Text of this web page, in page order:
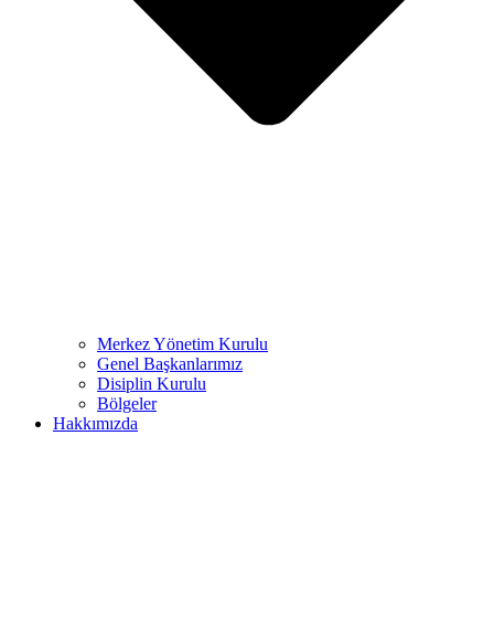
Merkez Yönetim Kurulu
Genel Başkanlarımız
Disiplin Kurulu
Bölgeler
Hakkımızda